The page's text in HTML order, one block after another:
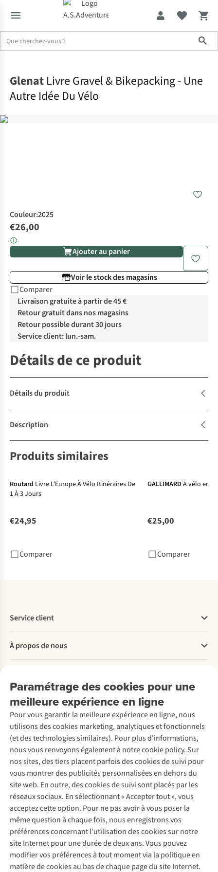
Glenat Livre Gravel & Bikepacking - Une
Autre Idée Du Vélo
Couleur:2025
€26,00
Ajouter au panier
Voir le stock des magasins
Comparer
Livraison gratuite à partir de 45 €
Retour gratuit dans nos magasins
Retour possible durant 30 jours
Service client: lun.-sam.
Détails de ce produit
Détails du produit
Description
Produits similaires
Routard Livre L'Europe À Vélo Itinéraires De
1 À 3 Jours
€24,95
Comparer
GALLIMARD A vélo en
€25,00
Comparer
Paramétrage des cookies pour une
meilleure expérience en ligne
Pour vous garantir la meilleure expérience en ligne, nous
utilisons des cookies marketing, analytiques et fonctionnels
(et des technologies similaires). Pour plus d'informations,
nous vous renvoyons également à notre cookie policy. Sur
nos sites, des tiers placent parfois des cookies de suivi pour
vous montrer des publicités personnalisées en dehors du
site web. En outre, des cookies de suivi sont placés par les
réseaux sociaux. En sélectionnant « Accepter tout », vous
acceptez cette option. Pour ne pas avoir à vous poser la
même question à chaque fois, nous enregistrons vos
préférences concernant l’utilisation des cookies sur notre
site Internet pour une durée de deux ans. Vous pouvez
modifier vos préférences à tout moment via la politique en
matière de cookies au bas de chaque page du site Internet.
Service client
Commander
Payer
Retourner
Rétractation d'une commande
Entretien & réparations
Garantie
Contactez-nous
À propos de nous
Entreprise responsable
À propos d’Ayacucho
Nos magasins
À propos d’A.S.Adventure
Déclaration d'accessibilité
Location / Location sports d’hiver
Seconde-main
Entretien de ski
Service de lavage
Entretien de chaussures
Réparation de chaussures
Réparation de vêtements
Retouches
Pour les entreprises
Découvrez
A.S.Magazine
Explore Camp
Expertise & conseils
Abonnez-vous à la newsletter
Suivez-nous
Mentions légales
Politique de confidentialité